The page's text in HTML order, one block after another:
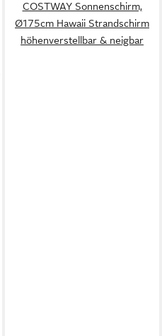
COSTWAY Sonnenschirm,
Ø175cm Hawaii Strandschirm
höhenverstellbar & neigbar